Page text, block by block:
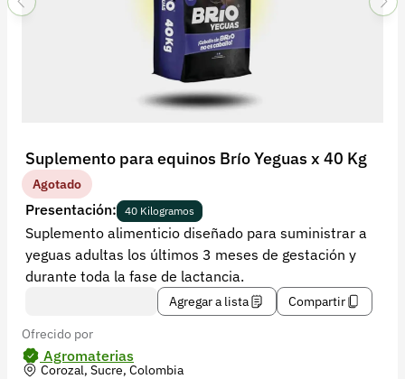
Suplemento para equinos Brío Yeguas x 40 Kg
Agotado
Presentación: 40 Kilogramos
Suplemento alimenticio diseñado para suministrar a
yeguas adultas los últimos 3 meses de gestación y
durante toda la fase de lactancia.
Agregar a lista
Compartir
Ofrecido por
Agromaterias
Corozal, Sucre, Colombia
contacto@croper.com
© 2026 Croper.com Todos los derechos reservados
Versión 5.45.0
Síguenos